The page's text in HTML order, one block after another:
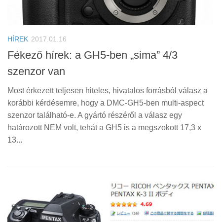
HÍREK 2017.01.16
Fékező hírek: a GH5-ben „sima” 4/3
szenzor van
Most érkezett teljesen hiteles, hivatalos forrásból válasz a
korábbi kérdésemre, hogy a DMC-GH5-ben multi-aspect
szenzor található-e. A gyártó részéről a válasz egy
határozott NEM volt, tehát a GH5 is a megszokott 17,3 x
13...